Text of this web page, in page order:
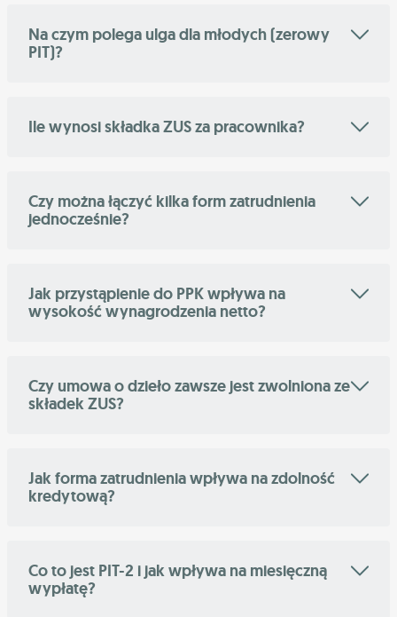
Na czym polega ulga dla młodych (zerowy
PIT)?
Ile wynosi składka ZUS za pracownika?
Czy można łączyć kilka form zatrudnienia
jednocześnie?
Jak przystąpienie do PPK wpływa na
wysokość wynagrodzenia netto?
Czy umowa o dzieło zawsze jest zwolniona ze
składek ZUS?
Jak forma zatrudnienia wpływa na zdolność
kredytową?
Co to jest PIT-2 i jak wpływa na miesięczną
wypłatę?